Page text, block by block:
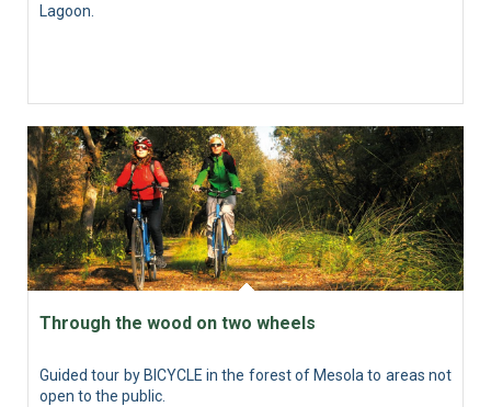
Lagoon.
Through the wood on two wheels
Guided tour by BICYCLE in the forest of Mesola to areas not
open to the public.